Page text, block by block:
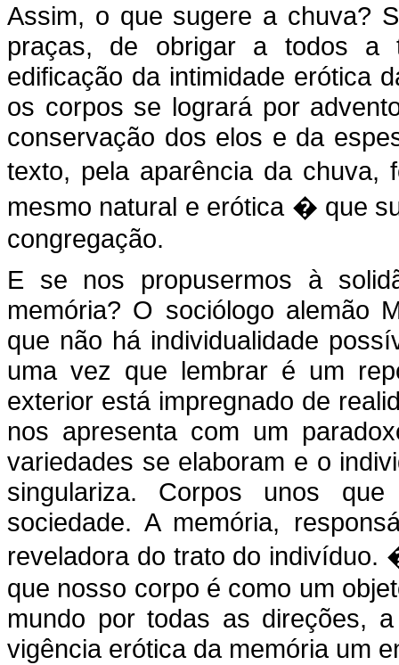
Assim, o que sugere a chuva?
praças, de obrigar a todos a
edificação da intimidade erótica
os corpos se logrará por
conservação dos elos e da
texto, pela aparência da
mesmo natural e erótica � que
congregação.
E se nos propusermos à
memória? O sociólogo alemão
que não há individualidade
uma vez que lembrar é um
exterior está impregnado de
nos apresenta com um
variedades se elaboram e o
singulariza. Corpos unos
sociedade. A memória,
reveladora do trato do
que nosso corpo é como um
mundo por todas as direções,
vigência erótica da memória um